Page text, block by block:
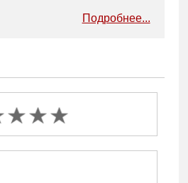
Подробнее...